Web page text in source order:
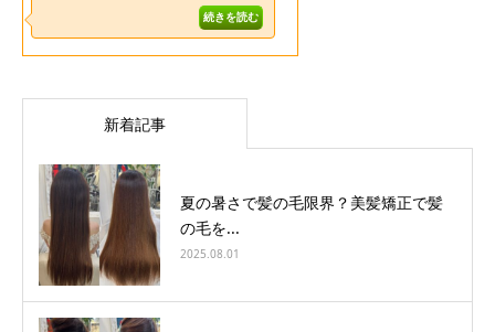
新着記事
夏の暑さで髪の毛限界？美髪矯正で髪
の毛を...
2025.08.01